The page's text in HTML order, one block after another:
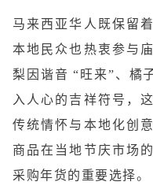
马来西亚华人既保留
本地民众也热衷参与
梨因谐音 “旺来”、橘
入人心的吉祥符号，
传统情怀与本地化创
商品在当地节庆市场
采购年货的重要选择。